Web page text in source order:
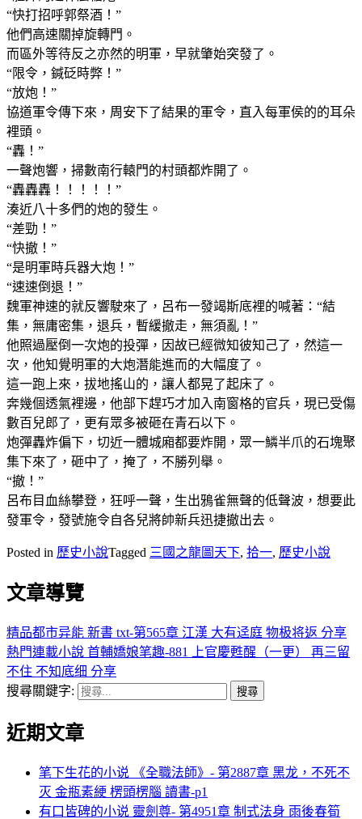
“快打招呼郭祭酒！”
他們高速關掉旋轉門。
而區外等待反之亦然的明軍，早就肇始突發了。
“限令，鍼砭時弊！”
“放炮！”
協道軍令傳下來，周安下了結果的軍令，直入每軍侯的的耳朵
裡頭。
“轟！”
一聲炮響，掃數南行轅門的村頭都炸開了。
“轟轟轟！！！！！”
湊近八十多們的炮的發生。
“差勁！”
“快撤！”
“是明軍時兵器大炮！”
“速速倒退！”
魏軍神速的就反響駛來了，呂布一發竭斯底裡的喊著：“結
集，無庸密集，退兵，暫緩撤走，無須亂！”
他照過壓倒一次炮的投彈，因故已經微知彼知己了，然這一
次，他知覺明軍的大炮潛能進而的大幅度了。
這一跑上來，拔地搖山的，讓人都晃了起床了。
奔幾個透氣裡邊，他部下趕巧才加入南窗格的官兵，現已受傷
數百兒郎了，更有眾多被砸在青石以下。
炮彈轟炸偏下，切近一體城廂都要炸開，眾一鱗半爪的石塊聚
集下來了，砸中了，掩了，不勝列舉。
“撤！”
呂布目血絲攀登，狂呼一聲，生出鴉雀無聲的低聲波，想要此
發軍令，發號施令自各兒將帥新兵迅捷撤出去。
Posted in 歷史小說Tagged 三國之龍圖天下, 拾一, 歷史小說
文章導覽
精品都市异能 新書 txt-第565章 江漢 大有迳庭 物极将返 分享
熱門連載小說 首輔嬌娘笔趣-881 上官慶甦醒（一更） 再三留
不住 不知底细 分享
搜尋關鍵字:
近期文章
笔下生花的小说 《全職法師》- 第2887章 黑龙，不死不
灭 金瓶素綆 楞頭楞腦 讀書-p1
有口皆碑的小说 靈劍尊- 第4951章 制式法身 雨後春筍